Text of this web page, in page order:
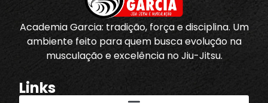
Academia Garcia: tradição, força e disciplina. Um
ambiente feito para quem busca evolução na
musculação e excelência no Jiu-Jitsu.
Links